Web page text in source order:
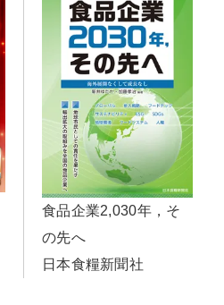
食品企業2,030年，そ
の先へ
日本食糧新聞社